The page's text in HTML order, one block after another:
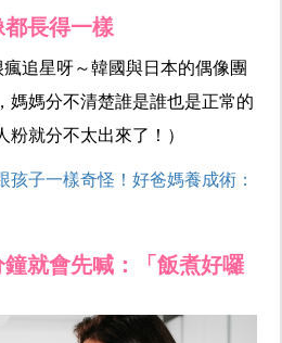
長得一樣
追星呀～韓國與日本的偶像團
媽媽分不清楚誰是誰也是正常的
就分不太出來了！）
孩子一樣奇怪！好爸媽養成術：
就會先喊：「飯煮好囉